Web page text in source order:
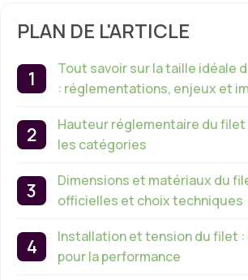
PLAN DE L'ARTICLE
Tout savoir sur la taille idéale
: réglementations, enjeux et
Hauteur réglementaire du
les catégories
Dimensions et matériaux du
officielles et choix techniques
Installation et tension du filet
pour la performance